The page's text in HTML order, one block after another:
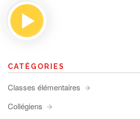
CATÉGORIES
Classes élémentaires
Collégiens